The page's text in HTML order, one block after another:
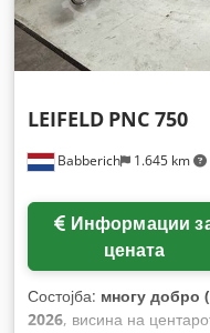
Babberich 1.645 km
LEIFELD PNC 750
цената
Состојба: многу добро
2026, висина на